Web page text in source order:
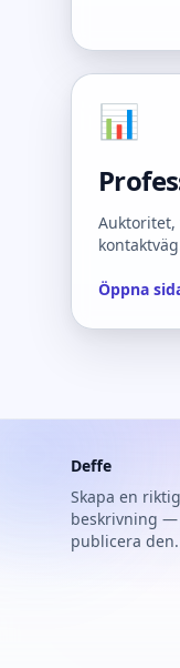
📊
Öppna
Deffe
Skapa en
beskrivning —
publicera den.